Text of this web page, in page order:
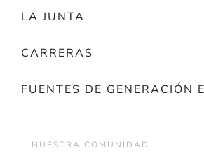
LA JUNTA
CARRERAS
FUENTES DE GENERACIÓN
NUESTRA COMUNIDAD